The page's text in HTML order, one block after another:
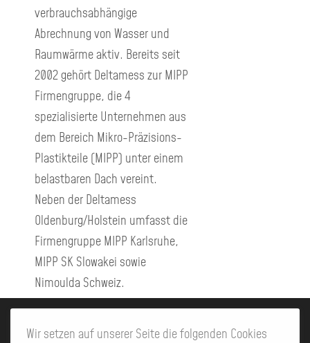
verbrauchsabhängige
Abrechnung von Wasser und
Raumwärme aktiv. Bereits seit
2002 gehört Deltamess zur MIPP
Firmengruppe, die 4
spezialisierte Unternehmen aus
dem Bereich Mikro-Präzisions-
Plastikteile (MIPP) unter einem
belastbaren Dach vereint.
Neben der Deltamess
Oldenburg/Holstein umfasst die
Firmengruppe MIPP Karlsruhe,
MIPP SK Slowakei sowie
Nimoulda Schweiz.
Wir setzen auf unserer Seite die folgenden Cookies